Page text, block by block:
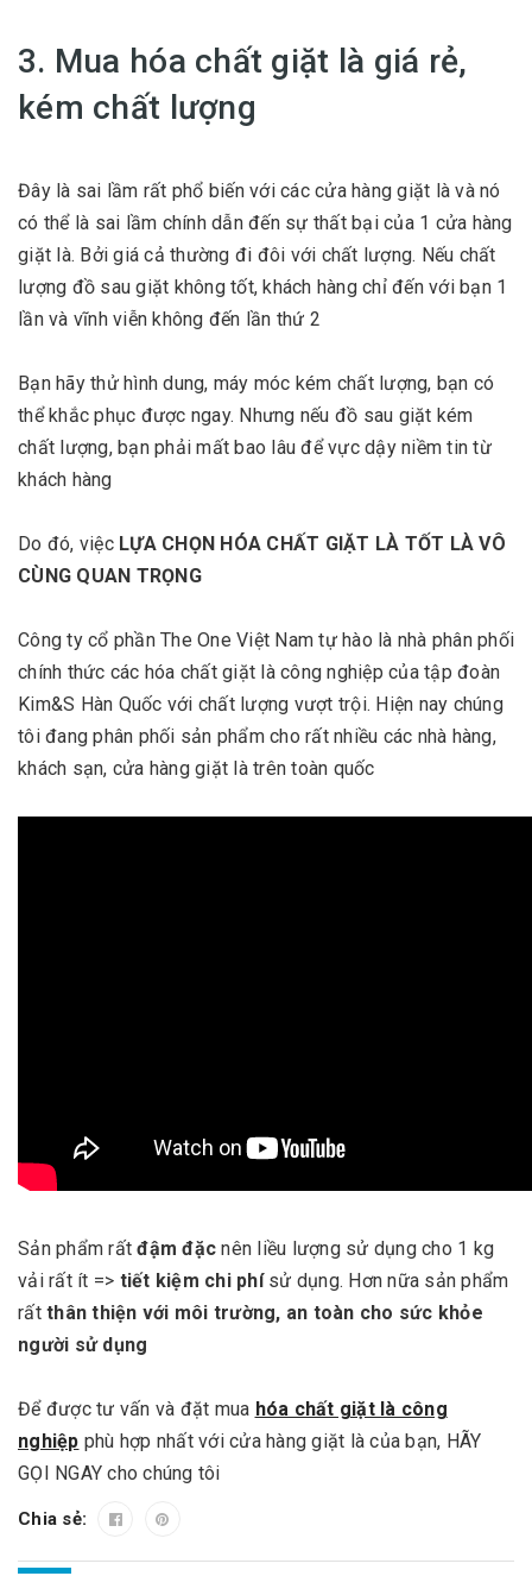
3. Mua hóa chất giặt là giá rẻ,
kém chất lượng
Đây là sai lầm rất phổ biến với các cửa hàng giặt là và nó
có thể là sai lầm chính dẫn đến sự thất bại của 1 cửa hàng
giặt là. Bởi giá cả thường đi đôi với chất lượng. Nếu chất
lượng đồ sau giặt không tốt, khách hàng chỉ đến với bạn 1
lần và vĩnh viễn không đến lần thứ 2
Bạn hãy thử hình dung, máy móc kém chất lượng, bạn có
thể khắc phục được ngay. Nhưng nếu đồ sau giặt kém
chất lượng, bạn phải mất bao lâu để vực dậy niềm tin từ
khách hàng
Do đó, việc LỰA CHỌN HÓA CHẤT GIẶT LÀ TỐT LÀ VÔ
CÙNG QUAN TRỌNG
Công ty cổ phần The One Việt Nam tự hào là nhà phân phối
chính thức các hóa chất giặt là công nghiệp của tập đoàn
Kim&S Hàn Quốc với chất lượng vượt trội. Hiện nay chúng
tôi đang phân phối sản phẩm cho rất nhiều các nhà hàng,
khách sạn, cửa hàng giặt là trên toàn quốc
Sản phẩm rấtđậm đặc nên liều lượng sử dụng cho 1 kg
vải rất ít => tiết kiệm chi phísử dụng. Hơn nữa sản phẩm
rất thân thiện với môi trường, an toàn cho sức khỏe
người sử dụng
Để được tư vấn và đặt mua hóa chất giặt là công
nghiệp phù hợp nhất với cửa hàng giặt là của bạn, HÃY
GỌI NGAY cho chúng tôi
Chia sẻ: